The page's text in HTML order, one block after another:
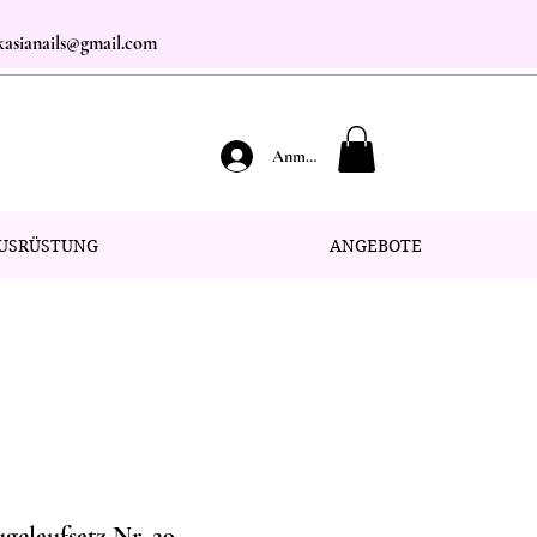
Anmelden
ANGEBOTE